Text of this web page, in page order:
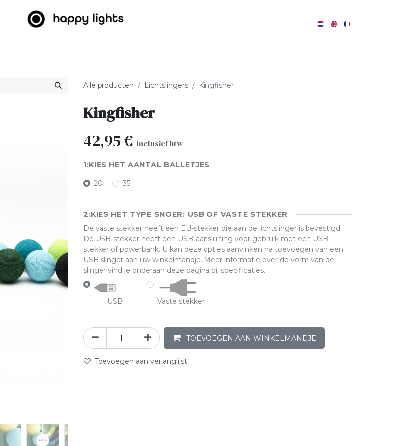
Alle producten Lichtslingers Kingfisher
Kingfisher
42,95€ Inclusief btw
KIES HET AANTAL BALLETJES
20 35
KIES HET TYPE SNOER: USB OF VASTE STEKKER
De vaste stekker heeft een EU-stekker die aan de lichtslinger is bevestigd.
De USB-stekker heeft een USB-aansluiting voor gebruik met een USB-
stekker of powerbank. U kan deze opties aanvinken na toevoegen van een
USB slinger aan uw winkelmandje. Meer informatie over de vorm van de
slinger vind je onderaan deze pagina bij specificaties.
USB Vaste stekker
TOEVOEGEN AAN WINKELMANDJE
Toevoegen aan verlanglijst